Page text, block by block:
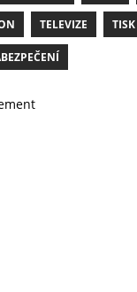
TELEVIZE TISK